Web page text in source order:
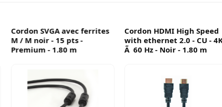
Cordon SVGA avec ferrites
M / M noir - 15 pts -
Premium - 1.80 m
Cordon HDMI High Speed
with ethernet 2.0 - CU - 4K
Ã 60 Hz - Noir - 1.80 m